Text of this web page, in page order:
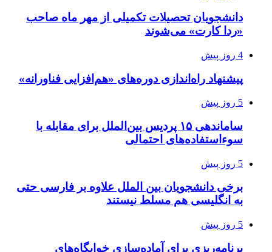
دانشجویان تحصیلات تکمیلی از مهر ماه صاحب
«ردا کارت» می‌شوند
4 روز پیش
پیشنهاد راه‌اندازی دوره‌های «هم‌افزایی فناورانه»
5 روز پیش
ساماندهی ۱۵ پردیس بین‌الملل برای مقابله با
سوءاستفاده‌های احتمالی
5 روز پیش
برخی دانشجویان بین الملل علاوه بر فارسی حتی
به انگلیسی هم مسلط نیستند
5 روز پیش
برنامه‌ریزی برای آماده‌سازی خوابگاه‌های